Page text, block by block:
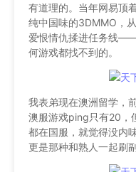
有道理的。当年网易顶
纯中国味的3DMMO，
爱恨情仇揉进任务线
何游戏都找不到的。
我表弟现在澳洲留学，
澳服游戏ping只有20，
都在国服，就觉得没内
更是那种和熟人一起刷